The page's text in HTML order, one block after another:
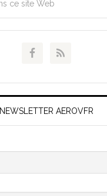
NEWSLETTER AEROVFR